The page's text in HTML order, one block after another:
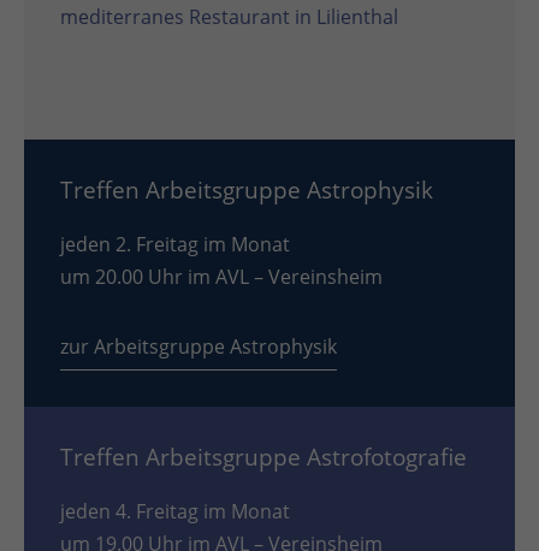
mediterranes Restaurant in Lilienthal
Treffen Arbeitsgruppe Astrophysik
jeden 2. Freitag im Monat
um 20.00 Uhr im AVL – Vereinsheim
zur Arbeitsgruppe Astrophysik
Treffen Arbeitsgruppe Astrofotografie
jeden 4. Freitag im Monat
um 19.00 Uhr im AVL – Vereinsheim